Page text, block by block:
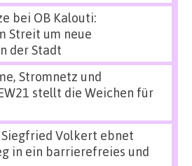
bei OB Kalouti:
Streit um neue
der Stadt
Stromnetz und
stellt die Weichen für
Siegfried Volkert ebnet
in ein barrierefreies und